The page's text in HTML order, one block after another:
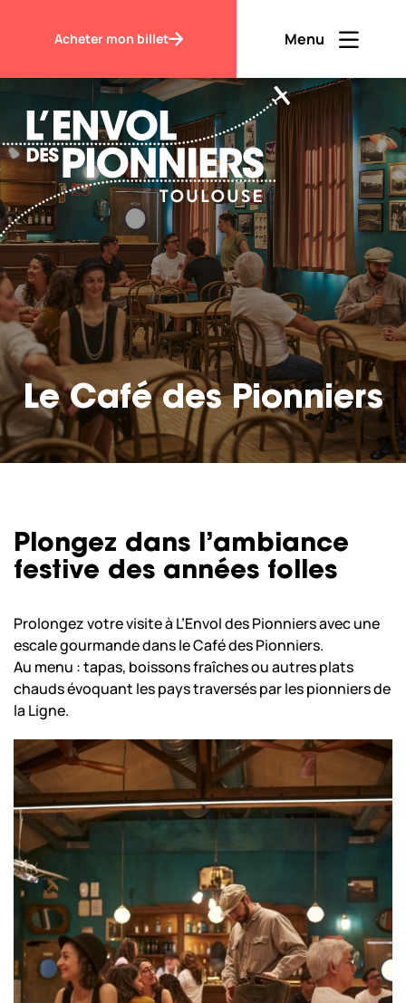
Acheter mon billet Menu
Ouvrir
Nous sommes actuellement
fermés.
Nous ouvrons aujourd’hui de 10:00
à 18:00.
À bientôt ! Consultez tous nos horaires
d’ouvertures
Découvrir
Visiter
Scolaires & Centre de Loisirs
Nos copilotes
Contraste
Le Café des Pionniers
Plongez dans l’ambiance
festive des années folles
Prolongez votre visite à L’Envol des Pionniers avec une
escale gourmande dans le Café des Pionniers.
Au menu : tapas, boissons fraîches ou autres plats
chauds évoquant les pays traversés par les pionniers de
la Ligne.